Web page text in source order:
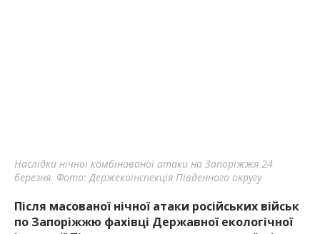
Наслідки нічної комбінованої атаки на Запоріжжя 24
березня. Фото: Держекоінспекція Південного округу
Після масованої нічної атаки російських військ
по Запоріжжю фахівці Державної екологічної